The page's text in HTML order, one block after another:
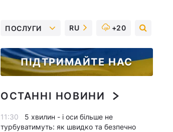
ПОСЛУГИ RU +20
ПІДТРИМАЙТЕ НАС
ОСТАННІ НОВИНИ
11:30
5 хвилин - і оси більше не
турбуватимуть: як швидко та безпечно